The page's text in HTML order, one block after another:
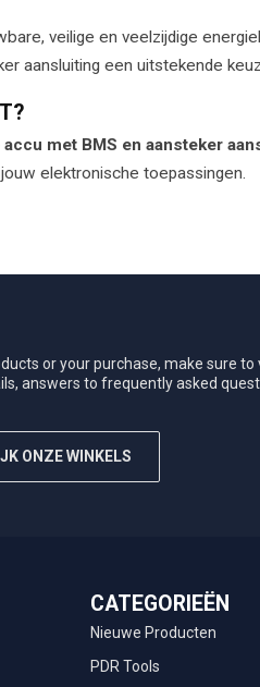
veilige en veelzijdige
aansluiting een uitstekende
met BMS en aansteker
elektronische toepassingen.
or your purchase, make sure
answers to frequently asked
ONZE WINKELS
CATEGORIEËN
Nieuwe Producten
PDR Tools